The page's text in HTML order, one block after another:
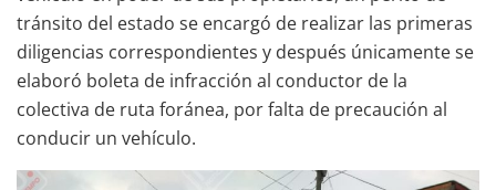
tránsito del estado se encargó de realizar las primeras
diligencias correspondientes y después únicamente se
elaboró boleta de infracción al conductor de la
colectiva de ruta foránea, por falta de precaución al
conducir un vehículo.